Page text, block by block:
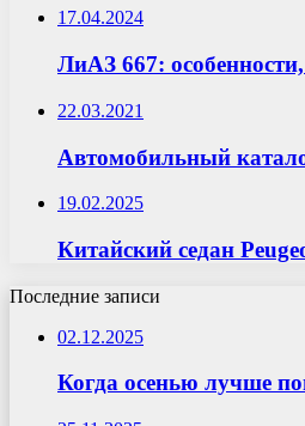
17.04.2024
ЛиАЗ 667:
22.03.2021
Автомобильный
19.02.2025
Китайский седан
Последние записи
02.12.2025
Когда осенью лучше